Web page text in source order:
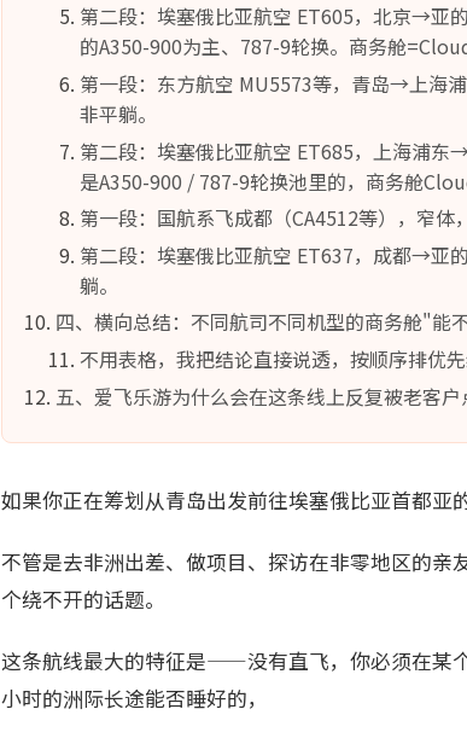
第二段：埃塞俄比亚航空 ET605，北京→亚
的A350-900为主、787-9轮换。商务舱
第一段：东方航空 MU5573等，青岛→上海
非平躺。
第二段：埃塞俄比亚航空 ET685，上海浦
是A350-900 / 787-9轮换池里的，商务舱
第一段：国航系飞成都（CA4512等），窄体
第二段：埃塞俄比亚航空 ET637，成都→亚
躺。
四、横向总结：不同航司不同机型的商务舱"能
不用表格，我把结论直接说透，按顺序排优先
五、爱飞乐游为什么会在这条线上反复被老客户
如果你正在筹划从青岛出发前往埃塞俄比亚首都亚
不管是去非洲出差、做项目、探访在非零地区的
个绕不开的话题。
这条航线最大的特征是——没有直飞，你必须在某
小时的洲际长途能否睡好的，